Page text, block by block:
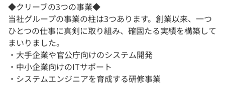
◆クリーブの3つの事業◆
当社グループの事業の柱は3つあります。創業以来、一つ
ひとつの仕事に真剣に取り組み、確固たる実績を構築して
まいりました。
・大手企業や官公庁向けのシステム開発
・中小企業向けのITサポート
・システムエンジニアを育成する研修事業